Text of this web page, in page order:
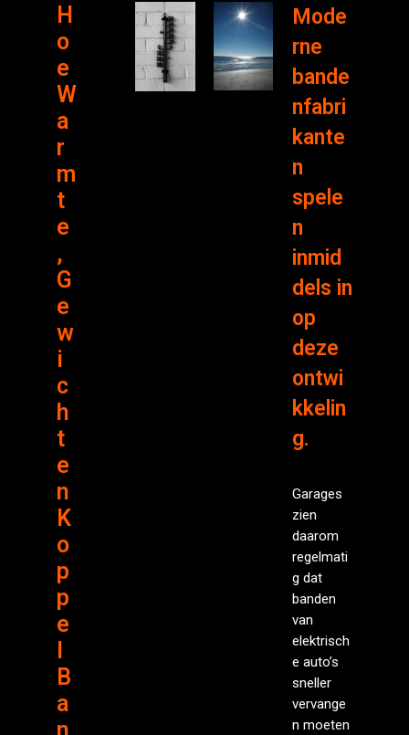
H
o
e
W
a
r
m
t
e
,
G
e
w
i
c
h
t
e
n
K
o
p
p
e
l
B
a
n
Mode
rne
bande
nfabri
kante
n
spele
n
inmid
dels in
op
deze
ontwi
kkelin
g.
Garages
zien
daarom
regelmati
g dat
banden
van
elektrisch
e auto’s
sneller
vervange
n moeten